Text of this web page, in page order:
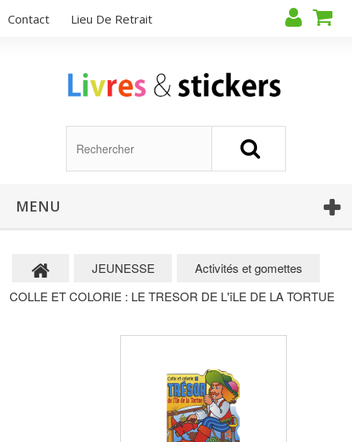
Contact Lieu De Retrait
MENU
JEUNESSE
Activités et gomettes
COLLE ET COLORIE : LE TRESOR DE L'îLE DE LA TORTUE